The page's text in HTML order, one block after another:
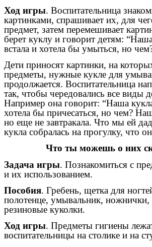
Ход игры. Воспитательница
картинками, спрашивает их, для
предмет, затем перемешивает
берет куклу и говорит детям:
встала и хотела бы умыться, но
Дети приносят картинки, на
предметы, нужные кукле для
продолжается. Воспитательница
так, чтобы чередовались все виды
Например она говорит: “Наша
хотела бы причесаться, но чем?
но еще не завтракала. Что мы ей
кукла собралась на прогулку, что
Что ты можешь о них
Задача игры. Познакомиться с
и их использованием.
Пособия. Гребень, щетка для
полотенце, умывальник, ножнички,
резиновые куколки.
Ход игры. Предметы гигиены
воспитательницы на столике и на